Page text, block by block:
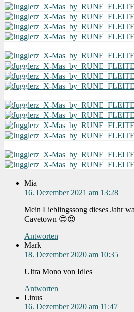
Mia
16. Dezember 2021 am 13:28
Mein Lieblingssong dieses Jahr
Cavetown 😍😍
Antworten
Mark
18. Dezember 2020 am 10:35
Ultra Mono von Idles
Antworten
Linus
16. Dezember 2020 am 11:47